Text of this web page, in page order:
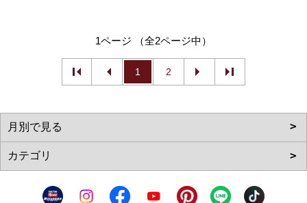
1ページ （全2ページ中）
1 2